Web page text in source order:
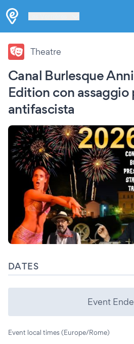
Canal Burlesque
Edition con assaggio
antifascista
Theatre
DATES
Event
Event local times (Europe/Rome)